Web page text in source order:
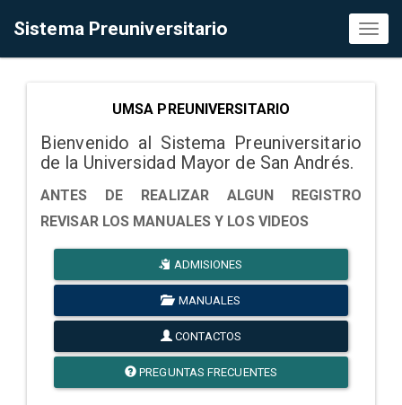
Sistema Preuniversitario
UMSA PREUNIVERSITARIO
Bienvenido al Sistema Preuniversitario
de la Universidad Mayor de San Andrés.
ANTES DE REALIZAR ALGUN REGISTRO
REVISAR LOS MANUALES Y LOS VIDEOS
ADMISIONES
MANUALES
CONTACTOS
PREGUNTAS FRECUENTES